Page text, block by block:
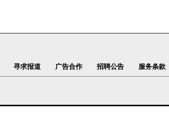
寻求报道 广告合作 招聘公告 服务条款